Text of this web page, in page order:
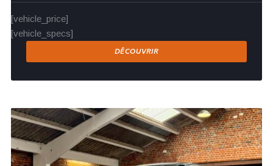
[vehicle_price]
[vehicle_specs]
DÉCOUVRIR